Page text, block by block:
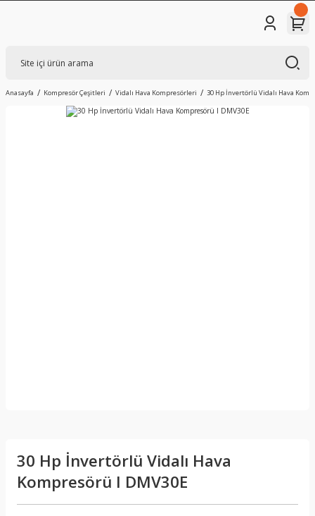
Anasayfa Kompresör Çeşitleri Vidalı Hava Kompresörleri 30 Hp İnvertörlü Vidalı Hava
30 Hp İnvertörlü Vidalı Hava
Kompresörü I DMV30E